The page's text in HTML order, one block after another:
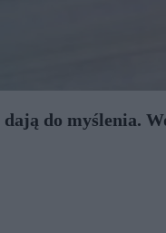
do myślenia.